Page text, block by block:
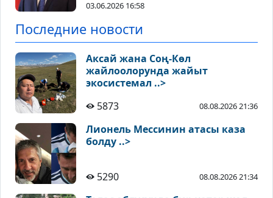
03.06.2026 16:58
Последние новости
Аксай жана Соң-Көл
жайлоолорунда жайыт
экосистемал ..>
5873
08.08.2026 21:36
Лионель Мессинин атасы каза
болду ..>
5290 08.08.2026 21:34